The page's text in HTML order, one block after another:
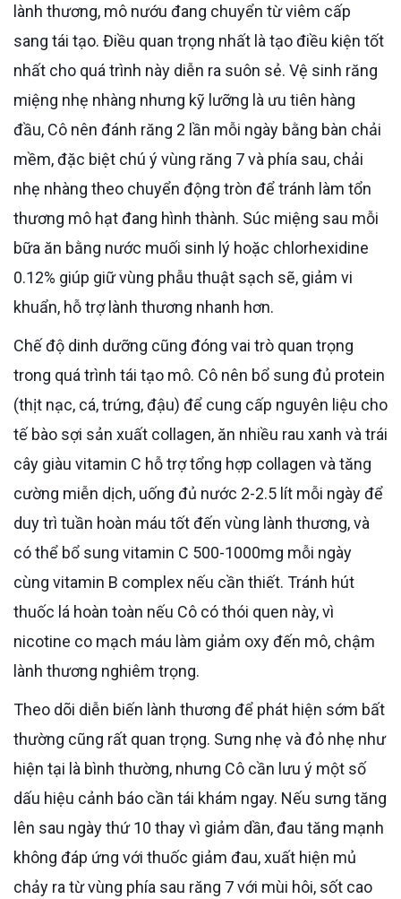
lành thương, mô nướu đang chuyển từ viêm cấp
sang tái tạo. Điều quan trọng nhất là tạo điều kiện tốt
nhất cho quá trình này diễn ra suôn sẻ. Vệ sinh răng
miệng nhẹ nhàng nhưng kỹ lưỡng là ưu tiên hàng
đầu, Cô nên đánh răng 2 lần mỗi ngày bằng bàn chải
mềm, đặc biệt chú ý vùng răng 7 và phía sau, chải
nhẹ nhàng theo chuyển động tròn để tránh làm tổn
thương mô hạt đang hình thành. Súc miệng sau mỗi
bữa ăn bằng nước muối sinh lý hoặc chlorhexidine
0.12% giúp giữ vùng phẫu thuật sạch sẽ, giảm vi
khuẩn, hỗ trợ lành thương nhanh hơn.
Chế độ dinh dưỡng cũng đóng vai trò quan trọng
trong quá trình tái tạo mô. Cô nên bổ sung đủ protein
(thịt nạc, cá, trứng, đậu) để cung cấp nguyên liệu cho
tế bào sợi sản xuất collagen, ăn nhiều rau xanh và trái
cây giàu vitamin C hỗ trợ tổng hợp collagen và tăng
cường miễn dịch, uống đủ nước 2-2.5 lít mỗi ngày để
duy trì tuần hoàn máu tốt đến vùng lành thương, và
có thể bổ sung vitamin C 500-1000mg mỗi ngày
cùng vitamin B complex nếu cần thiết. Tránh hút
thuốc lá hoàn toàn nếu Cô có thói quen này, vì
nicotine co mạch máu làm giảm oxy đến mô, chậm
lành thương nghiêm trọng.
Theo dõi diễn biến lành thương để phát hiện sớm bất
thường cũng rất quan trọng. Sưng nhẹ và đỏ nhẹ như
hiện tại là bình thường, nhưng Cô cần lưu ý một số
dấu hiệu cảnh báo cần tái khám ngay. Nếu sưng tăng
lên sau ngày thứ 10 thay vì giảm dần, đau tăng mạnh
không đáp ứng với thuốc giảm đau, xuất hiện mủ
chảy ra từ vùng phía sau răng 7 với mùi hôi, sốt cao